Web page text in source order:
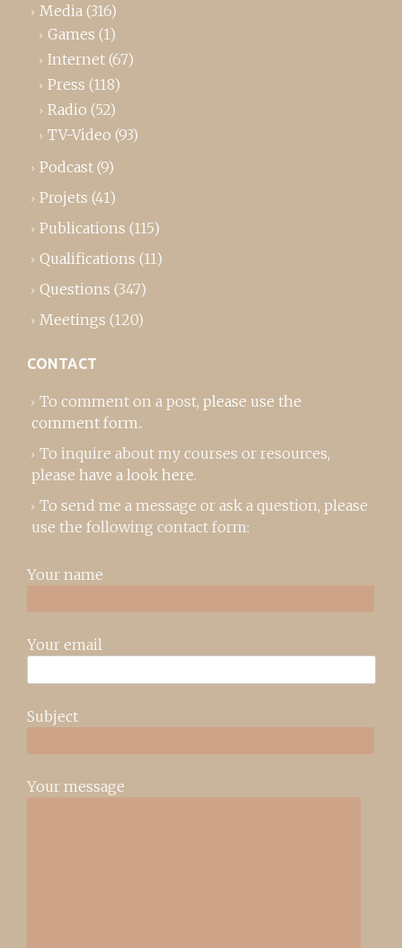
Media (316)
Games (1)
Internet (67)
Press (118)
Radio (52)
TV-Video (93)
Podcast (9)
Projets (41)
Publications (115)
Qualifications (11)
Questions (347)
Meetings (120)
CONTACT
To comment on a post, please use the
comment form..
To inquire about my courses or resources,
please have a look here.
To send me a message or ask a question, please
use the following contact form:
Your name
Your email
Subject
Your message